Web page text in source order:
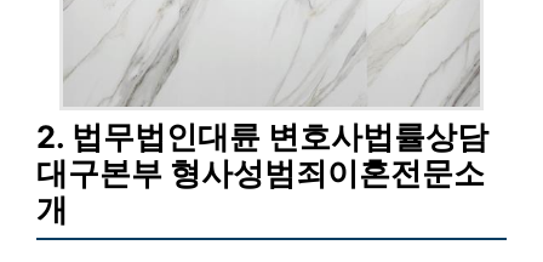
2. 법무법인대륜 변호사법률상담
대구본부 형사성범죄이혼전문소
개